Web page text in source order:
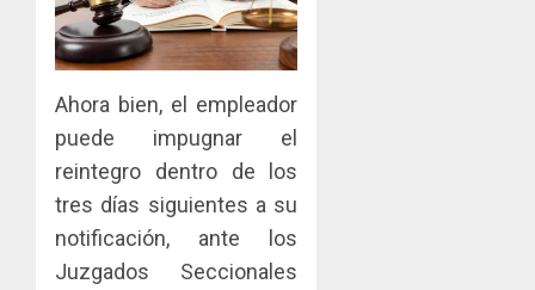
Ahora bien, el empleador
puede impugnar el
reintegro dentro de los
tres días siguientes a su
notificación, ante los
Juzgados Seccionales